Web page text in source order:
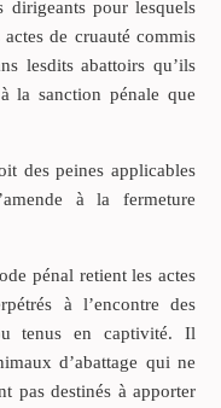
dirigeants pour lesquels
de cruauté commis
lesdits abattoirs qu’ils
la sanction pénale que
des peines applicables
à la fermeture
pénal retient les actes
à l’encontre des
tenus en captivité. Il
d’abattage qui ne
pas destinés à apporter